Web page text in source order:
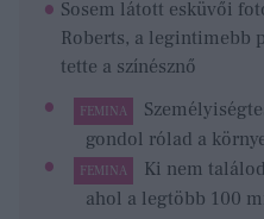
Sosem látott esküvői
Roberts, a legintimebb
tette a színésznő
FEMINA
gondol rólad a
FEMINA
Ki nem
ahol a legtöbb 100